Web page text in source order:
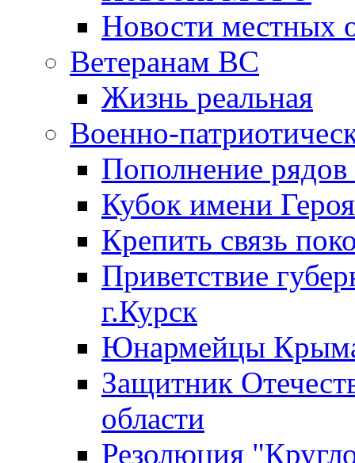
Новости местных
Ветеранам ВС
Жизнь реальная
Военно-
Пополнение
Кубок имени
Крепить связь
Приветствие
г.Курск
Юнармейцы
Защитник
области
Резолюция